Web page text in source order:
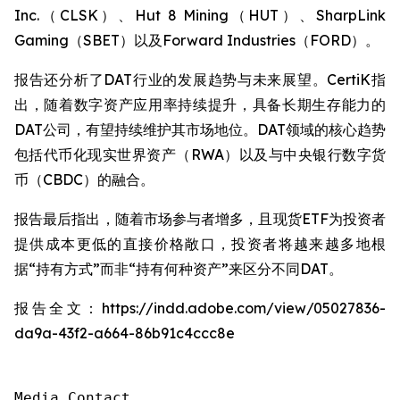
Inc.（CLSK）、Hut 8 Mining（HUT）、SharpLink
Gaming（SBET）以及Forward Industries（FORD）。
报告还分析了DAT行业的发展趋势与未来展望。CertiK指
出，随着数字资产应用率持续提升，具备长期生存能力的
DAT公司，有望持续维护其市场地位。DAT领域的核心趋势
包括代币化现实世界资产（RWA）以及与中央银行数字货
币（CBDC）的融合。
报告最后指出，随着市场参与者增多，且现货ETF为投资者
提供成本更低的直接价格敞口，投资者将越来越多地根
据“持有方式”而非“持有何种资产”来区分不同DAT。
报告全文：https://indd.adobe.com/view/05027836-
da9a-43f2-a664-86b91c4ccc8e